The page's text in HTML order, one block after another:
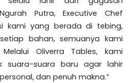
Putra, Executive Chef
kami yang berada di tebing,
bahan, semuanya kami
Oliverra Tables, kami
suara-suara baru agar lahir
dan penuh makna.”